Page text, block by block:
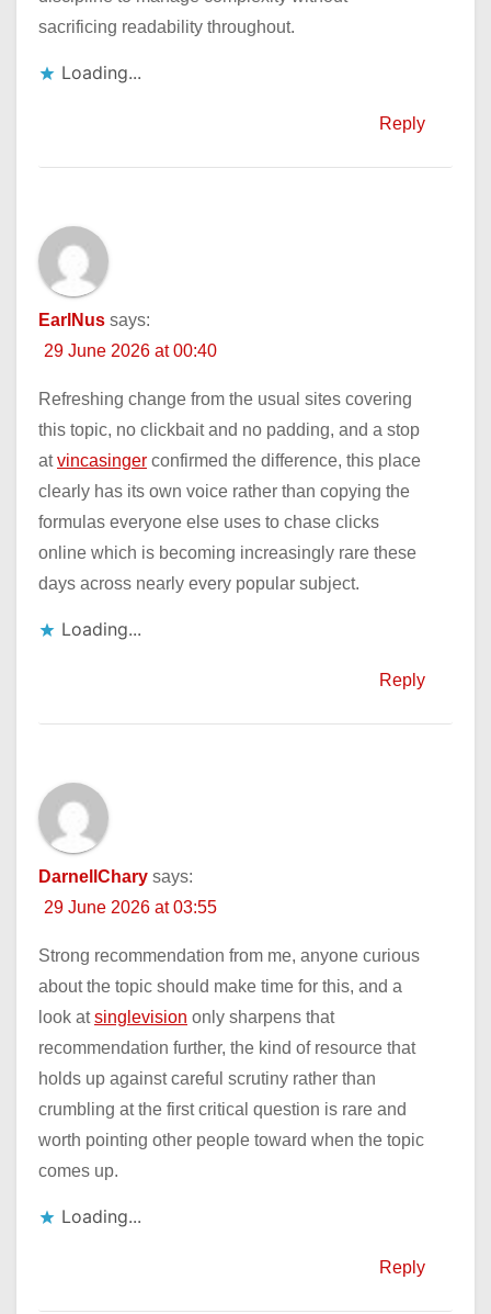
sacrificing readability throughout.
Loading...
Reply
EarlNus says:
29 June 2026 at 00:40
Refreshing change from the usual sites covering
this topic, no clickbait and no padding, and a stop
atvincasinger confirmed the difference, this place
clearly has its own voice rather than copying the
formulas everyone else uses to chase clicks
online which is becoming increasingly rare these
days across nearly every popular subject.
Loading...
Reply
DarnellChary says:
29 June 2026 at 03:55
Strong recommendation from me, anyone curious
about the topic should make time for this, and a
look atsinglevision only sharpens that
recommendation further, the kind of resource that
holds up against careful scrutiny rather than
crumbling at the first critical question is rare and
worth pointing other people toward when the topic
comes up.
Loading...
Reply